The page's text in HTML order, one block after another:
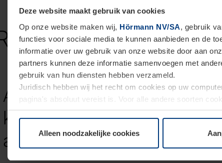
Deze website maakt gebruik van cookies
Op onze website maken wij, Hörmann NV/SA, gebruik
functies voor sociale media te kunnen aanbieden en de
informatie over uw gebruik van onze website door aan
partners kunnen deze informatie samenvoegen met
gebruik van hun diensten hebben verzameld.
Juridisch hebben wij het recht om cookies op uw
pagina's absoluut vereist is. Voor alle andere soorten
moment bij de uitleg van de cookies op pagina
Alleen noodzakelijke cookies
FR
At vero eos et accusam et
kasd gubergren, no sea
amet.